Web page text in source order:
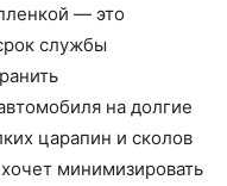
— это
службы
на долгие
царапин и сколов
минимизировать